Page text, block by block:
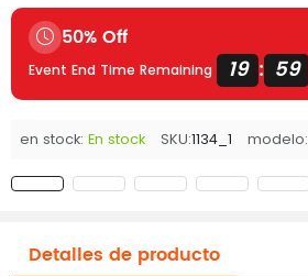
50% Off
Event End Time Remaining 19 : 59
en stock: En stock SKU:1134_1 modelo:
Detalles de producto